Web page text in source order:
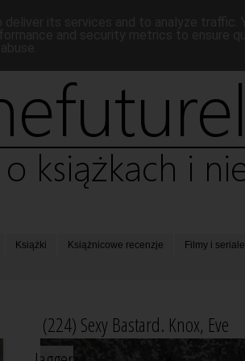
Książki Książnicowe recenzje Filmy i seriale
(224) Sexy Bastard. Knox, Eve